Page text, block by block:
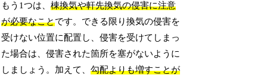
もう1つは、棟換気や軒先換気の侵害に注意
が必要なことです。できる限り換気の侵害を
受けない位置に配置し、侵害を受けてしまっ
た場合は、侵害された箇所を塞がないように
しましょう。加えて、勾配よりも増すことが